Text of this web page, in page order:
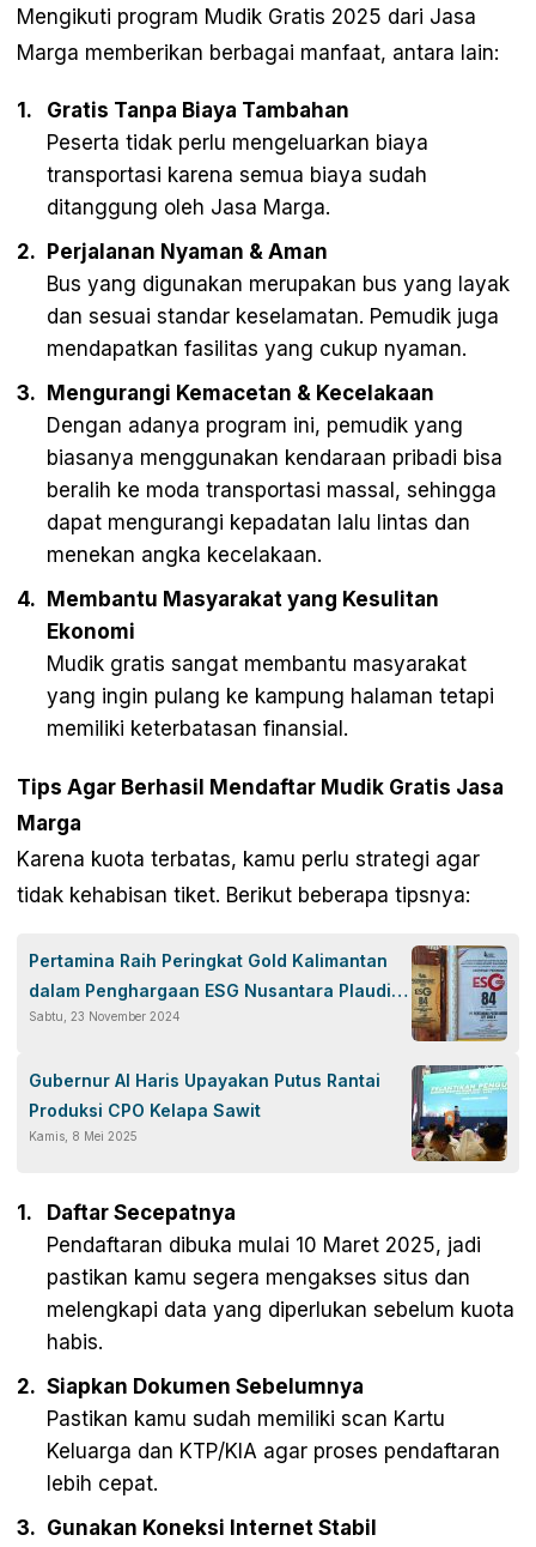
Mengikuti program Mudik Gratis 2025 dari Jasa
Marga memberikan berbagai manfaat, antara lain:
Gratis Tanpa Biaya Tambahan
Peserta tidak perlu mengeluarkan biaya
transportasi karena semua biaya sudah
ditanggung oleh Jasa Marga.
Perjalanan Nyaman & Aman
Bus yang digunakan merupakan bus yang layak
dan sesuai standar keselamatan. Pemudik juga
mendapatkan fasilitas yang cukup nyaman.
Mengurangi Kemacetan & Kecelakaan
Dengan adanya program ini, pemudik yang
biasanya menggunakan kendaraan pribadi bisa
beralih ke moda transportasi massal, sehingga
dapat mengurangi kepadatan lalu lintas dan
menekan angka kecelakaan.
Membantu Masyarakat yang Kesulitan
Ekonomi
Mudik gratis sangat membantu masyarakat
yang ingin pulang ke kampung halaman tetapi
memiliki keterbatasan finansial.
Tips Agar Berhasil Mendaftar Mudik Gratis Jasa
Marga
Karena kuota terbatas, kamu perlu strategi agar
tidak kehabisan tiket. Berikut beberapa tipsnya:
Pertamina Raih Peringkat Gold Kalimantan
dalam Penghargaan ESG Nusantara Plaudit
2024: Tegaskan Komitmen Berkelanjutan
Sabtu, 23 November 2024
Gubernur Al Haris Upayakan Putus Rantai
Produksi CPO Kelapa Sawit
Kamis, 8 Mei 2025
Daftar Secepatnya
Pendaftaran dibuka mulai 10 Maret 2025, jadi
pastikan kamu segera mengakses situs dan
melengkapi data yang diperlukan sebelum kuota
habis.
Siapkan Dokumen Sebelumnya
Pastikan kamu sudah memiliki scan Kartu
Keluarga dan KTP/KIA agar proses pendaftaran
lebih cepat.
Gunakan Koneksi Internet Stabil